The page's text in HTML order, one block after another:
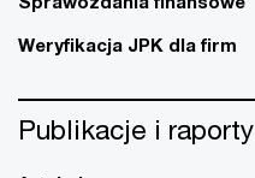
Weryfikacja JPK dla firm
Publikacje i raporty